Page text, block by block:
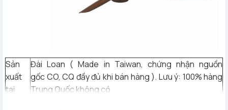
Sản
xuất
tại
Đài Loan ( Made in Taiwan, chứng nhận nguồn
gốc CO, CQ đầy đủ khi bán hàng ). Lưu ý: 100% hàng
Trung Quốc không có